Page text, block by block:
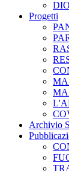
Progetti
Archivio